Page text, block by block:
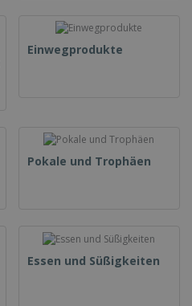
Einwegprodukte
Pokale und Trophäen
Essen und Süßigkeiten